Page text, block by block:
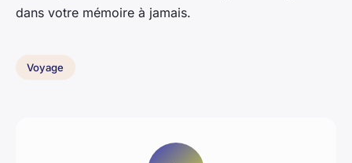
dans votre mémoire à jamais.
Voyage